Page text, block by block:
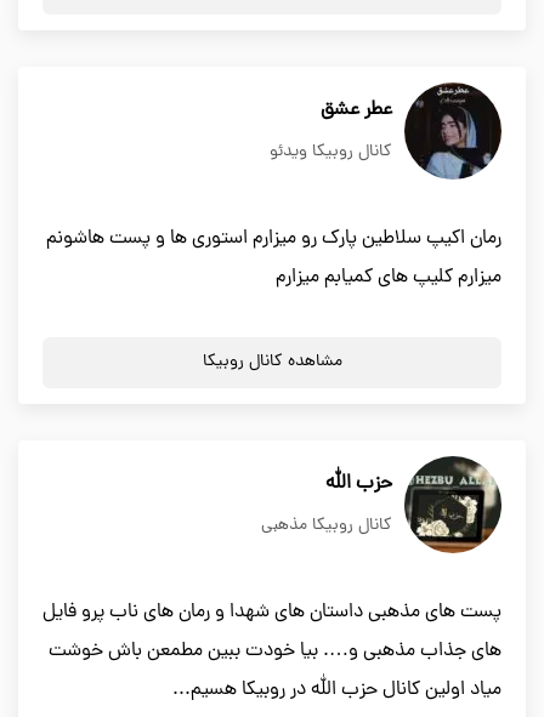
عطر عشق
کانال روبیکا ویدئو
رمان اکیپ سلاطین پارک رو میزارم استوری ها و پست هاشونم
میزارم کلیپ های کمیابم میزارم
مشاهده کانال روبیکا
حزب الله
کانال روبیکا مذهبی
پست های مذهبی داستان های شهدا و رمان های ناب پرو فایل
های جذاب مذهبی و…. بیا خودت ببین مطمعن باش خوشت
میاد اولین کانال حزب الله در روبیکا هسیم...